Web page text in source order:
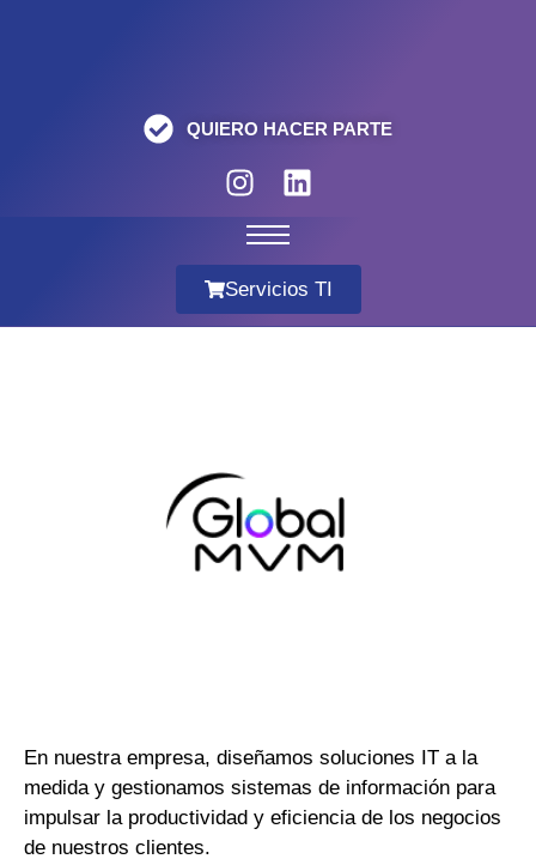
QUIERO HACER PARTE
Servicios TI
En nuestra empresa, diseñamos soluciones IT a la
medida y gestionamos sistemas de información para
impulsar la productividad y eficiencia de los negocios
de nuestros clientes.